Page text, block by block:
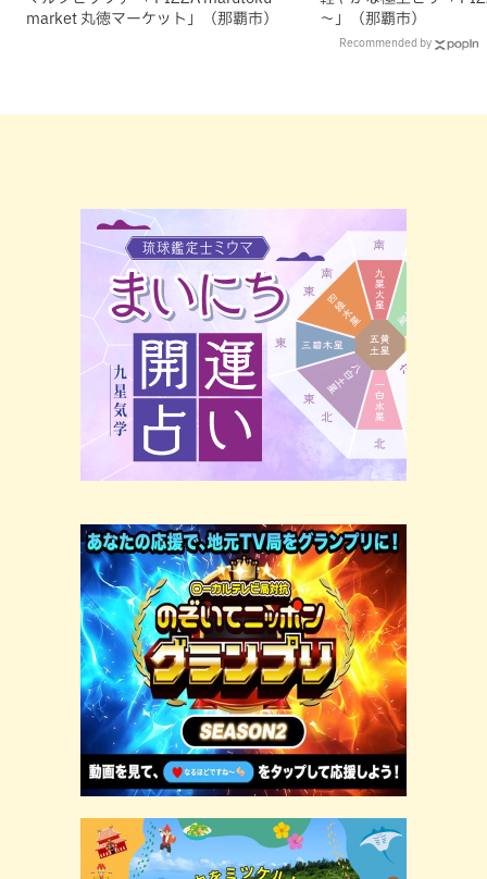
market 丸徳マーケット」（那覇市）
～」（那覇市）
Recommended by